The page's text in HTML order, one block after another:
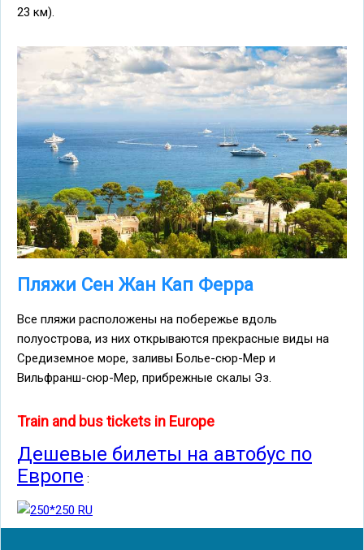
23 км).
Пляжи Сен Жан Кап Ферра
Все пляжи расположены на побережье вдоль
полуострова, из них открываются прекрасные виды на
Средиземное море, заливы Болье-сюр-Мер и
Вильфранш-сюр-Мер, прибрежные скалы Эз.
Train and bus tickets in Europe
Дешевые билеты на автобус по
Европе :